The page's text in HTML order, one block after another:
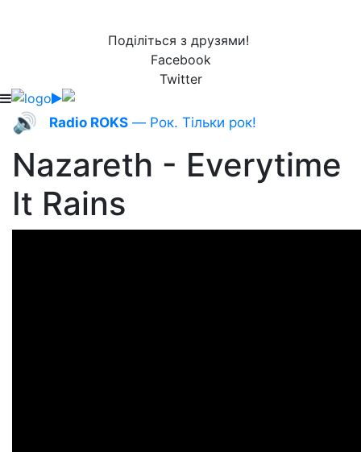
Поділіться з друзями!
Facebook
Twitter
🔊 Radio ROKS — Рок. Тільки рок!
Nazareth - Everytime
It Rains